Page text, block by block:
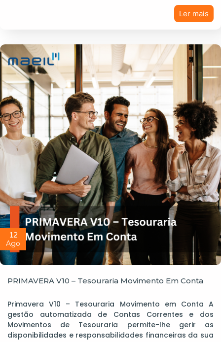
Ler mais
12
Ago
PRIMAVERA V10 – Tesouraria Movimento Em Conta
Primavera V10 – Tesouraria Movimento em Conta A
gestão automatizada de Contas Correntes e dos
Movimentos de Tesouraria permite-lhe gerir as
disponibilidades e responsabilidades financeiras da sua